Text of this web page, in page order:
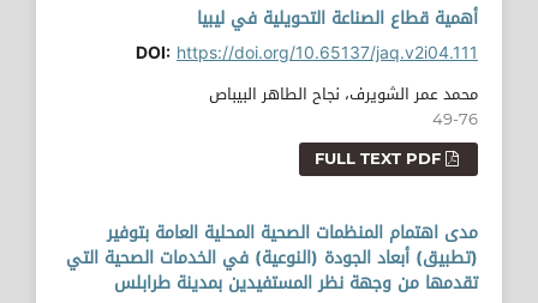
أهمية قطاع الصناعة التحويلية في ليبيا
DOI:https://doi.org/10.65137/jaq.v2i04.111
محمد عمر الشويرف، نجاح الطاهر البيباص
49-76
FULL TEXT PDF
مدى اهتمام المنظمات الصحية المحلية العامة بتوفير
(تطبيق) أبعاد الجودة (النوعية) في الخدمات الصحية التي
تقدمها من وجهة نظر المستفيدين بمدينة طرابلس